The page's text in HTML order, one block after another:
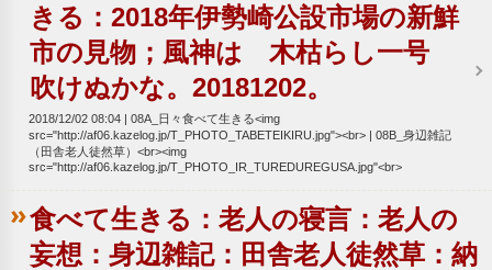
きる：2018年伊勢崎公設市場の新鮮
市の見物；風神は 木枯らし一号
吹けぬかな。20181202。
2018/12/02 08:04
08A_日々食べて生きる<img
src="http://af06.kazelog.jp/T_PHOTO_TABETEIKIRU.jpg"><br>
08B_身辺雑記
（田舎老人徒然草）<br><img
src="http://af06.kazelog.jp/T_PHOTO_IR_TUREDUREGUSA.jpg"<br>
食べて生きる：老人の寝言：老人の
妄想：身辺雑記：田舎老人徒然草：納